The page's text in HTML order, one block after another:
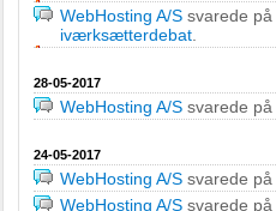
WebHosting A/S svarede på
iværksætterdebat
28-05-2017
WebHosting A/S svarede på
24-05-2017
WebHosting A/S svarede på
WebHosting A/S svarede på